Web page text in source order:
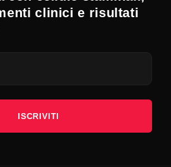
clinici e risultati
ISCRIVITI